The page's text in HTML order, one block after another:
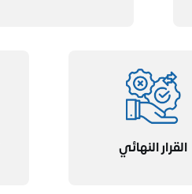
القرار النهائي